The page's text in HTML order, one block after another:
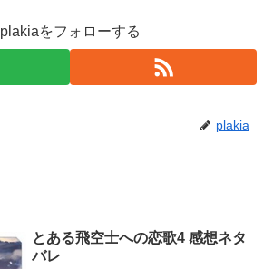
plakiaをフォローする
plakia
とある飛空士への恋歌4 感想ネタ
バレ